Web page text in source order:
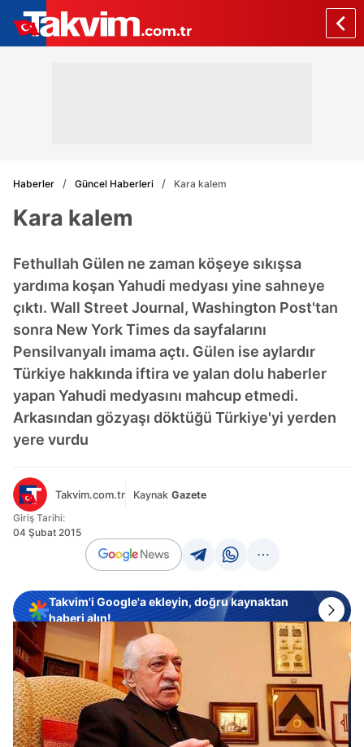
Haberler Güncel Haberleri Kara kalem
Kara kalem
Fethullah Gülen ne zaman köşeye sıkışsa
yardıma koşan Yahudi medyası yine sahneye
çıktı. Wall Street Journal, Washington Post'tan
sonra New York Times da sayfalarını
Pensilvanyalı imama açtı. Gülen ise aylardır
Türkiye hakkında iftira ve yalan dolu haberler
yapan Yahudi medyasını mahcup etmedi.
Arkasından gözyaşı döktüğü Türkiye'yi yerden
yere vurdu
Takvim.com.tr Kaynak Gazete
Giriş Tarihi:
04 Şubat 2015
Takvim'i Google'a ekleyin, doğru kaynaktan
haberi alın!